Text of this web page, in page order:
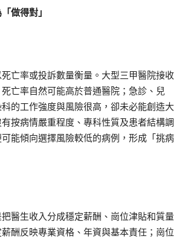
做得對」
亡率或投訴數量衡量。大型三甲醫院接收
亡率自然可能高於普通醫院；急診、兒
的工作強度與風險很高，卻未必能創造大
按病情嚴重程度、專科性質及患者結構調
能傾向選擇風險較低的病例，形成「挑病
醫生收入分成穩定薪酬、崗位津貼和質量
酬反映專業資格、年資與基本責任；崗位